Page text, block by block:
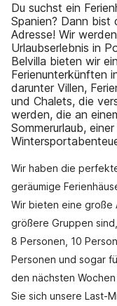
Du suchst ein
Spanien? Dann bist
Adresse! Wir
Urlaubserlebnis in
Belvilla bieten wir
Ferienunterkünften
darunter Villen,
und Chalets, die
werden, die an
Sommerurlaub,
Wir haben die
geräumige
Wir bieten eine große
größere Gruppen
8 Personen, 10
Personen und sogar
den nächsten
Sie sich unsere Last-